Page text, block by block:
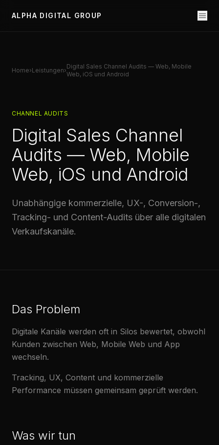
ALPHA DIGITAL GROUP
Home›Leistungen›
Digital Sales Channel Audits — Web, Mobile
Web, iOS und Android
CHANNEL AUDITS
Digital Sales Channel
Audits — Web, Mobile
Web, iOS und Android
Unabhängige kommerzielle, UX-, Conversion-,
Tracking- und Content-Audits über alle digitalen
Verkaufskanäle.
Das Problem
Digitale Kanäle werden oft in Silos bewertet, obwohl
Kunden zwischen Web, Mobile Web und App
wechseln.
Tracking, UX, Content und kommerzielle
Performance müssen gemeinsam geprüft werden.
Was wir tun